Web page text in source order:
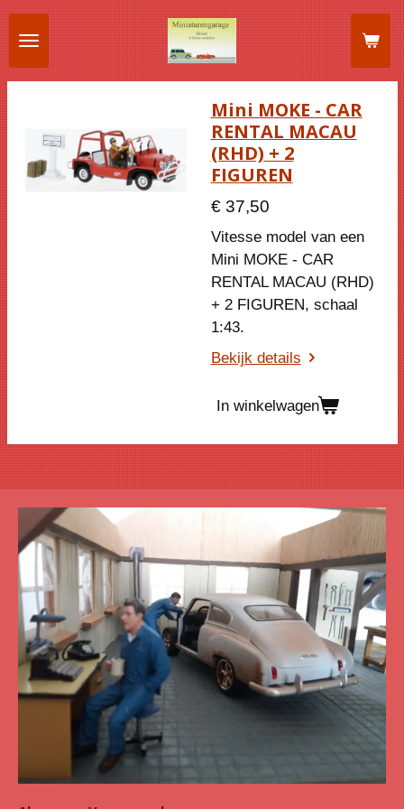
Ga
direct
naar
de
Mini MOKE - CAR
RENTAL MACAU
(RHD) + 2
FIGUREN
€ 37,50
Vitesse model van een
Mini MOKE - CAR
RENTAL MACAU (RHD)
+ 2 FIGUREN, schaal
1:43.
Bekijk details
In winkelwagen